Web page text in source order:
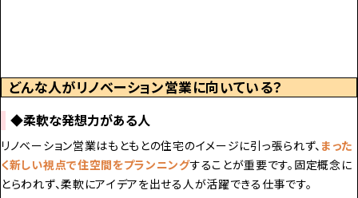
どんな人がリノベーション営業に向いている？
◆柔軟な発想力がある人
リノベーション営業はもともとの住宅のイメージに引っ張られず、 まった
く新しい視点で住空間をプランニングすることが重要です。固定概念に
とらわれず、柔軟にアイデアを出せる人が活躍できる仕事です。